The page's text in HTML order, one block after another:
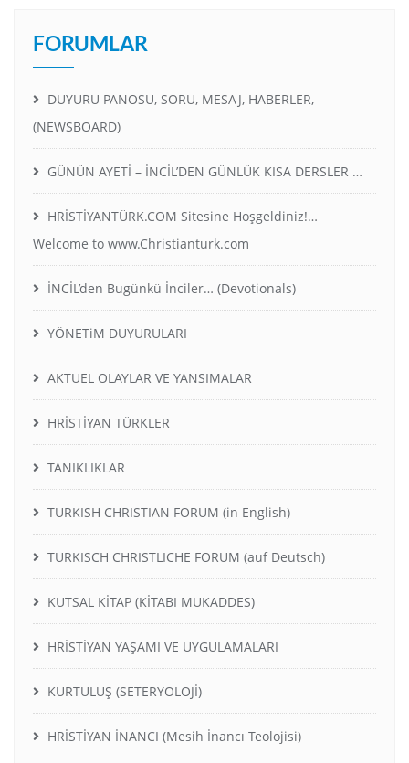
FORUMLAR
DUYURU PANOSU, SORU, MESAJ, HABERLER,
(NEWSBOARD)
GÜNÜN AYETİ – İNCİL’DEN GÜNLÜK KISA DERSLER …
HRİSTİYANTÜRK.COM Sitesine Hoşgeldiniz!…
Welcome to www.Christianturk.com
İNCİL’den Bugünkü İnciler… (Devotionals)
YÖNETiM DUYURULARI
AKTUEL OLAYLAR VE YANSIMALAR
HRİSTİYAN TÜRKLER
TANIKLIKLAR
TURKISH CHRISTIAN FORUM (in English)
TURKISCH CHRISTLICHE FORUM (auf Deutsch)
KUTSAL KİTAP (KİTABI MUKADDES)
HRİSTİYAN YAŞAMI VE UYGULAMALARI
KURTULUŞ (SETERYOLOJİ)
HRİSTİYAN İNANCI (Mesih İnancı Teolojisi)